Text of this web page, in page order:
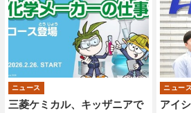
三菱ケミカル、キッザニアで
ニュース
アイ
ニュース